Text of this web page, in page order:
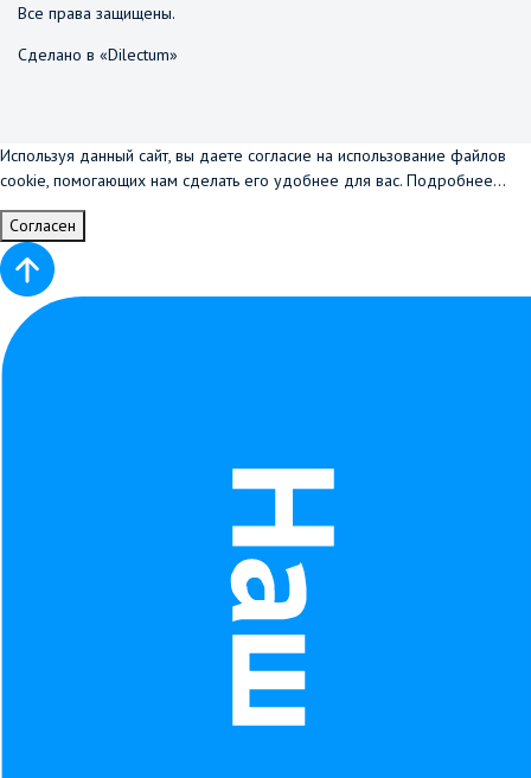
Все права защищены.
Сделано в «Dilectum»
Используя данный сайт, вы даете согласие на использование файлов
cookie, помогающих нам сделать его удобнее для вас. Подробнее...
Согласен